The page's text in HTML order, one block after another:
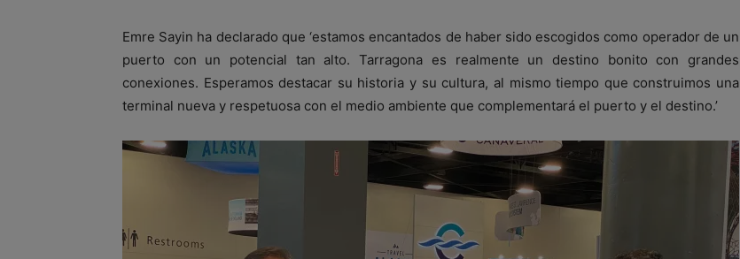
Emre Sayin ha declarado que ‘estamos encantados de haber sido escogidos como operador de un
puerto con un potencial tan alto. Tarragona es realmente un destino bonito con grandes
conexiones. Esperamos destacar su historia y su cultura, al mismo tiempo que construimos una
terminal nueva y respetuosa con el medio ambiente que complementará el puerto y el destino.’